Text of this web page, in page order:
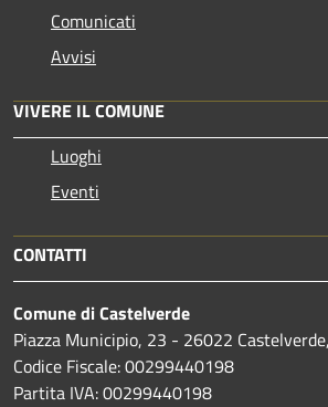
Comunicati
Avvisi
VIVERE IL COMUNE
Luoghi
Eventi
CONTATTI
Comune di Castelverde
Piazza Municipio, 23 - 26022
Codice Fiscale: 00299440198
Partita IVA: 00299440198